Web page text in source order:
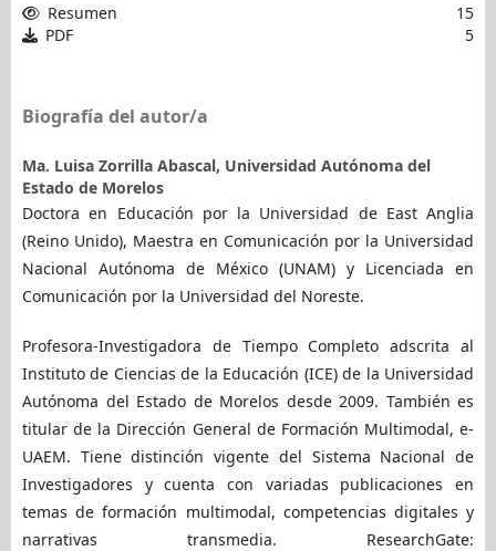
Resumen
15
PDF
5
Biografía del autor/a
Ma. Luisa Zorrilla Abascal, Universidad Autónoma del
Estado de Morelos
Doctora en Educación por la Universidad de East Anglia
(Reino Unido), Maestra en Comunicación por la Universidad
Nacional Autónoma de México (UNAM) y Licenciada en
Comunicación por la Universidad del Noreste.
Profesora-Investigadora de Tiempo Completo adscrita al
Instituto de Ciencias de la Educación (ICE) de la Universidad
Autónoma del Estado de Morelos desde 2009. También es
titular de la Dirección General de Formación Multimodal, e-
UAEM. Tiene distinción vigente del Sistema Nacional de
Investigadores y cuenta con variadas publicaciones en
temas de formación multimodal, competencias digitales y
narrativas transmedia. ResearchGate: